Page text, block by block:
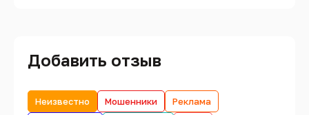
Добавить отзыв
Неизвестно Мошенники
Реклама